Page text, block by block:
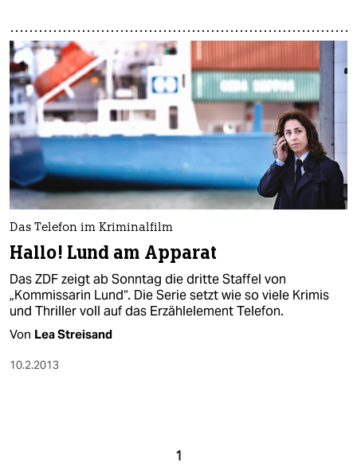
Das Telefon im Kriminalfilm
Hallo! Lund am Apparat
Das ZDF zeigt ab Sonntag die dritte Staffel von
„Kommissarin Lund“. Die Serie setzt wie so viele Krimis
und Thriller voll auf das Erzählelement Telefon.
Von Lea Streisand
10.2.2013
1